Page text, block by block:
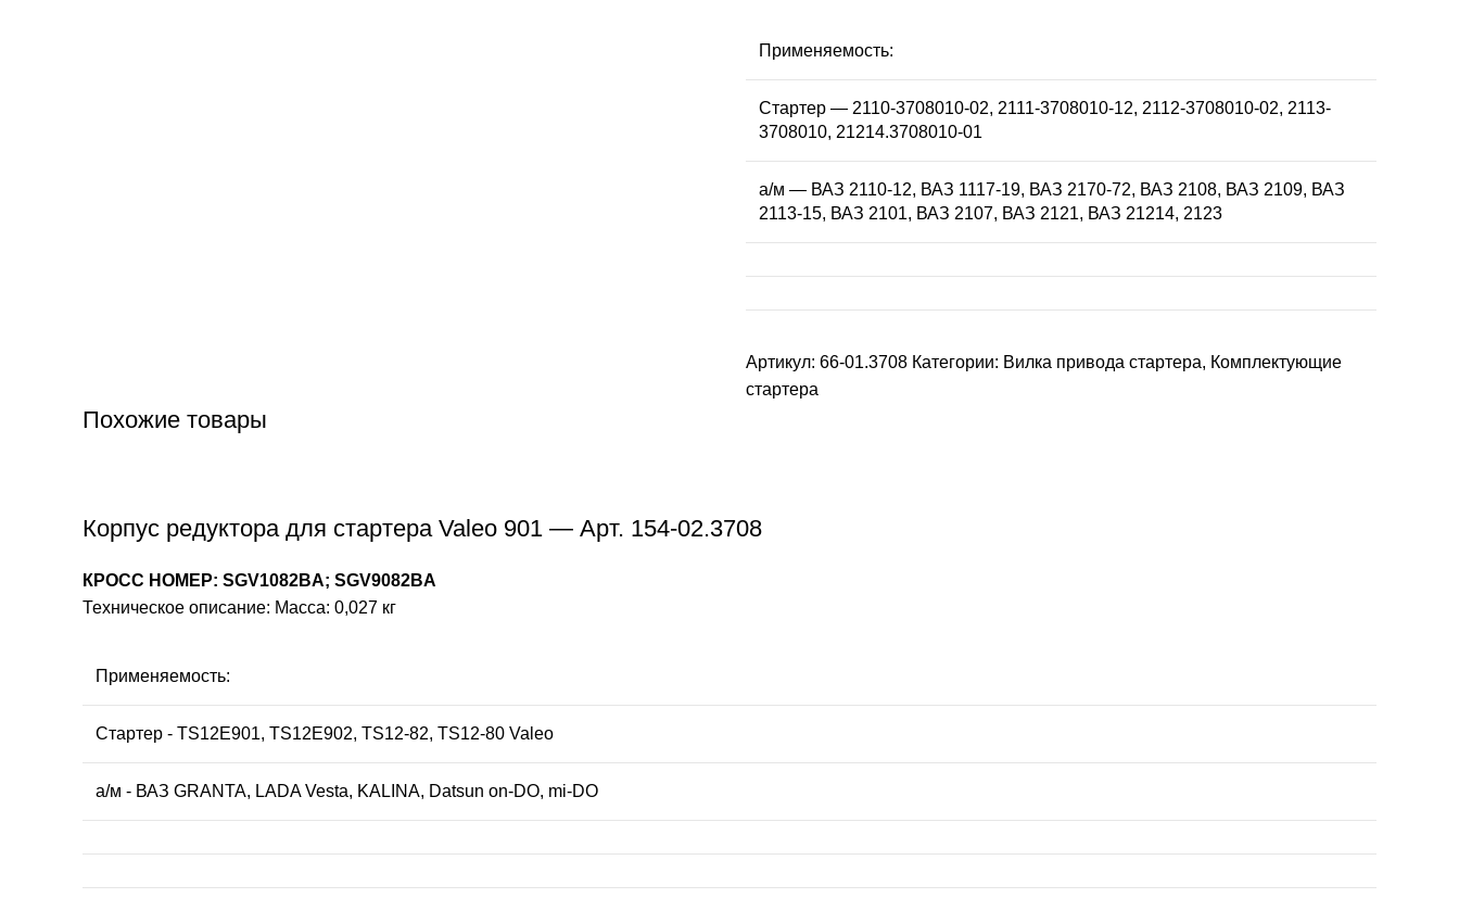
Применяемость:
Стартер — 2110-3708010-02, 2111-3708010-12, 2112-3708010-02, 2113-
3708010, 21214.3708010-01
а/м — ВАЗ 2110-12, ВАЗ 1117-19, ВАЗ 2170-72, ВАЗ 2108, ВАЗ 2109, ВАЗ
2113-15, ВАЗ 2101, ВАЗ 2107, ВАЗ 2121, ВАЗ 21214, 2123
Артикул: 66-01.3708 Категории: Вилка привода стартера, Комплектующие
стартера
Похожие товары
Корпус редуктора для стартера Valeo 901 — Арт. 154-02.3708
КРОСС НОМЕР: SGV1082BA; SGV9082BA
Техническое описание: Масса: 0,027 кг
Применяемость:
Стартер - TS12E901, TS12E902, TS12-82, TS12-80 Valeo
а/м - ВАЗ GRANTA, LADA Vesta, KALINA, Datsun on-DO, mi-DO